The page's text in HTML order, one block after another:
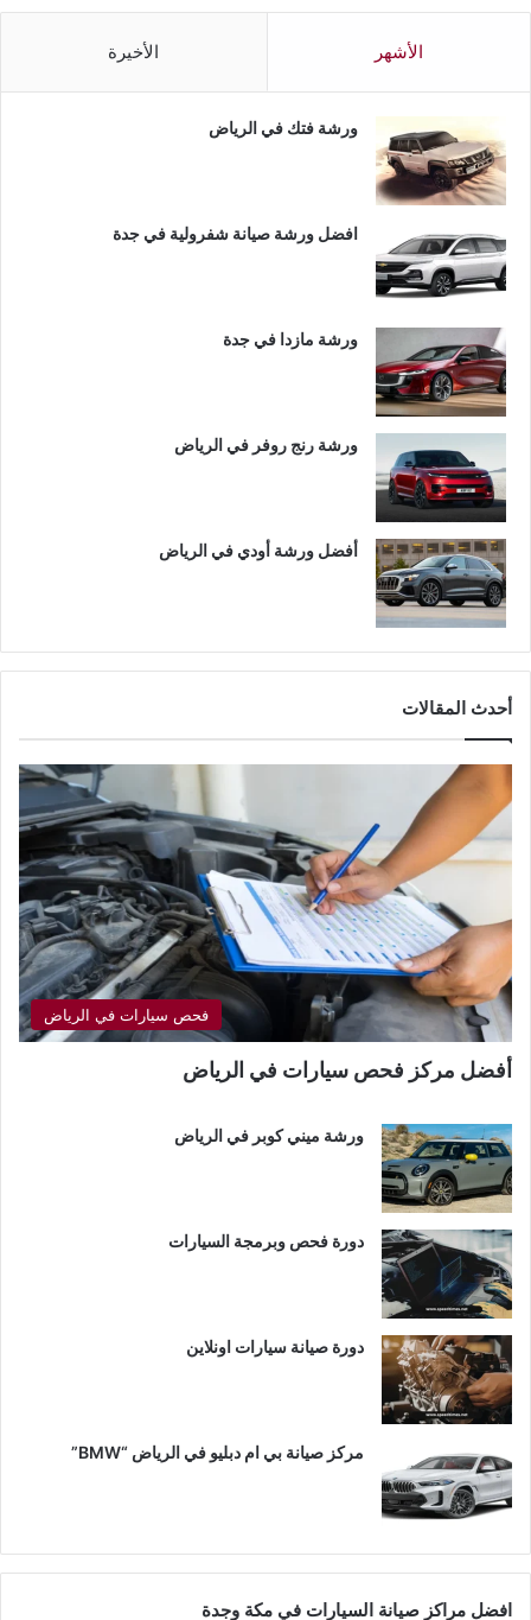
الأشهر الأخيرة
ورشة فتك في الرياض
افضل ورشة صيانة شفرولية في جدة
ورشة مازدا في جدة
ورشة رنج روفر في الرياض
أفضل ورشة أودي في الرياض
أحدث المقالات
فحص سيارات في الرياض
أفضل مركز فحص سيارات في الرياض
ورشة ميني كوبر في الرياض
دورة فحص وبرمجة السيارات
دورة صيانة سيارات اونلاين
مركز صيانة بي ام دبليو في الرياض “BMW”
افضل مراكز صيانة السيارات في مكة وجدة